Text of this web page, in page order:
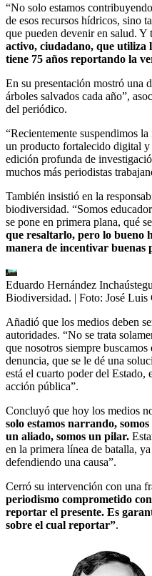
“No solo estamos
de esos recursos hídricos, sino
que pueden devenir en salud. Y
activo, ciudadano, que utiliza
tiene 75 años reportando la
En su presentación mostró una
árboles salvados cada año”,
del periódico.
“Recientemente suspendimos
un producto fortalecido digital y
edición profunda de
muchos más periodistas
También insistió en la
biodiversidad. “Somos
se pone en primera plana, qué
que resaltarlo, pero lo bueno
manera de incentivar buenas
Eduardo Hernández
Biodiversidad. | Foto: José Luis
Añadió que los medios deben
autoridades. “No se trata
que nosotros siempre
denuncia, que se le dé una
está el cuarto poder del Estado,
acción pública”.
Concluyó que hoy los medios
solo estamos narrando,
un aliado, somos un pilar.
en la primera línea de batalla,
defendiendo una causa”.
Cerró su intervención con una
periodismo comprometido
reportar el presente. Es
sobre el cual reportar”.